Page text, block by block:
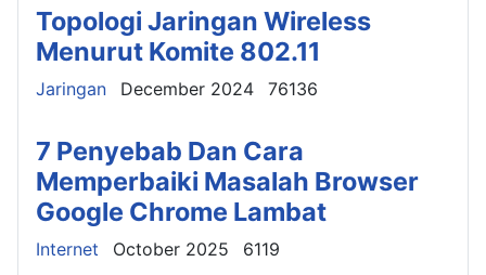
Topologi Jaringan Wireless
Menurut Komite 802.11
Details
Jaringan December 2024 76136
7 Penyebab Dan Cara
Memperbaiki Masalah Browser
Google Chrome Lambat
Details
Internet October 2025 6119